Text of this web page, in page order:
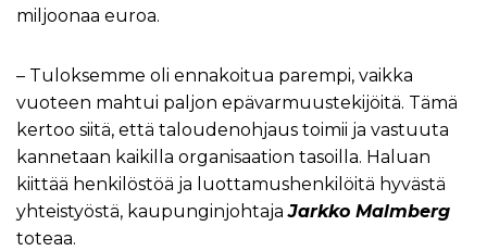
miljoonaa euroa.
– Tuloksemme oli ennakoitua parempi, vaikka
vuoteen mahtui paljon epävarmuustekijöitä. Tämä
kertoo siitä, että taloudenohjaus toimii ja vastuuta
kannetaan kaikilla organisaation tasoilla. Haluan
kiittää henkilöstöä ja luottamushenkilöitä hyvästä
yhteistyöstä, kaupunginjohtajaJarkko Malmberg
toteaa.